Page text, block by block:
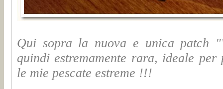
Qui sopra la nuova e unica patch
quindi estremamente rara, ideale
le mie pescate estreme !!!